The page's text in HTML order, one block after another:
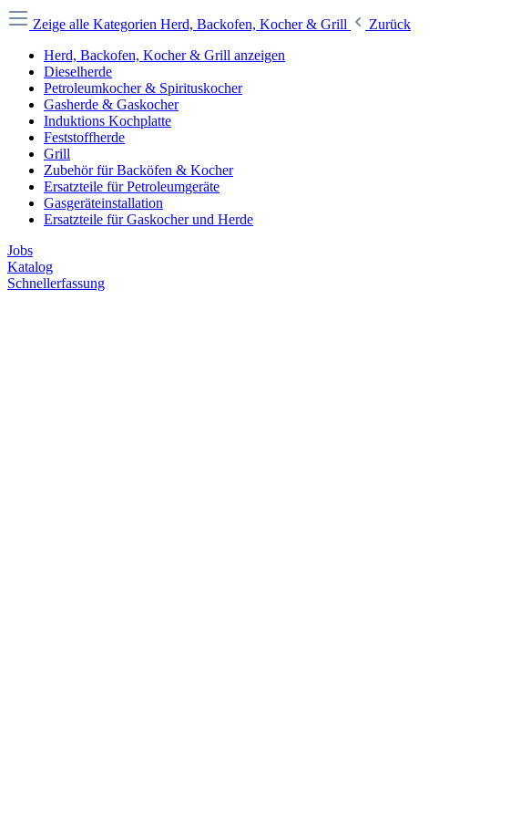
Zeige alle Kategorien Herd, Backofen, Kocher & Grill
Zurück
Herd, Backofen, Kocher & Grill anzeigen
Dieselherde
Petroleumkocher & Spirituskocher
Gasherde & Gaskocher
Induktions Kochplatte
Feststoffherde
Grill
Zubehör für Backöfen & Kocher
Ersatzteile für Petroleumgeräte
Gasgeräteinstallation
Ersatzteile für Gaskocher und Herde
Jobs
Katalog
Schnellerfassung